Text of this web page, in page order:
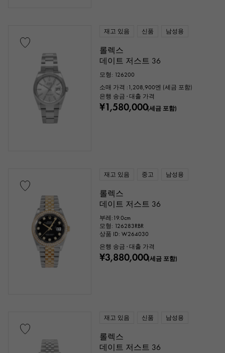
재고 있음 신품 남성용
롤렉스
데이트 저스트 36
모형: 126200
소매 가격 : 1,208,900엔 (세금 포함)
은행 송금 · 대출 가격
¥1,580,000(세금 포함)
재고 있음 중고 남성용
롤렉스
데이트 저스트 36
부레:19.0cm
모형: 126283RBR
상품 ID: W264030
은행 송금 · 대출 가격
¥3,880,000(세금 포함)
재고 있음 신품 남성용
롤렉스
데이트 저스트 36